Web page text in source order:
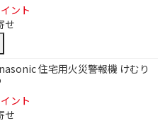
ント
せ
住宅用火災警報機 けむり
ント
せ
れると、指定したワード
円~